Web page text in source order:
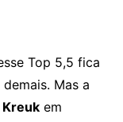
Top 5,5 fica
Mas a
em